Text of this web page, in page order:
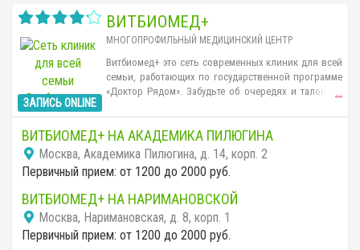
ЗАПИСЬ ONLINE
ВИТБИОМЕД+
МНОГОПРОФИЛЬНЫЙ МЕДИЦИНСКИЙ ЦЕНТР
Витбиомед+ это сеть современных клиник для всей
семьи, работающих по государственной программе
«Доктор Рядом». Забудьте об очередях и талонах -
медицины по умеренным ценам.
...
ВИТБИОМЕД+ НА АКАДЕМИКА ПИЛЮГИНА
Москва, Академика Пилюгина, д. 14, корп. 2
Первичный прием: от 1200 до 2000 руб.
ВИТБИОМЕД+ НА НАРИМАНОВСКОЙ
Москва, Наримановская, д. 8, корп. 1
Первичный прием: от 1200 до 2000 руб.